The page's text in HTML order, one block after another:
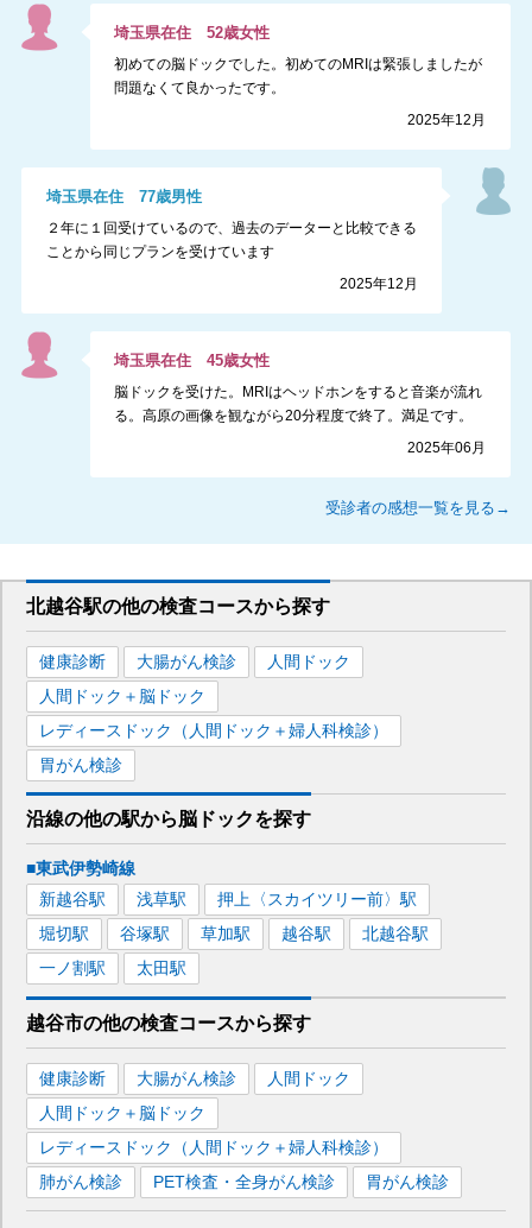
埼玉県在住52歳女性
初めての脳ドックでした。初めてのMRIは緊張しましたが
問題なくて良かったです。
2025年12月
埼玉県在住 77歳男性
２年に１回受けているので、過去のデーターと比較できる
ことから同じプランを受けています
2025年12月
埼玉県在住45歳女性
脳ドックを受けた。MRIはヘッドホンをすると音楽が流れ
る。高原の画像を観ながら20分程度で終了。満足です。
2025年06月
受診者の感想一覧を見る→
北越谷駅の他の検査コースから探す
健康診断 大腸がん検診
人間ドック
人間ドック＋脳ドック
レディースドック（人間ドック＋婦人科検診）
胃がん検診
沿線の他の駅から脳ドックを探す
■東武伊勢崎線
新越谷駅 浅草駅 押上〈スカイツリー前〉駅
堀切駅 谷塚駅 草加駅 越谷駅 北越谷駅
一ノ割駅 太田駅
越谷市の他の検査コースから探す
健康診断 大腸がん検診
人間ドック
人間ドック＋脳ドック
レディースドック（人間ドック＋婦人科検診）
肺がん検診
PET検査・全身がん検診 胃がん検診